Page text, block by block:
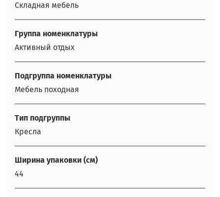
Складная мебель
Группа номенклатуры
Активный отдых
Подгруппа номенклатуры
Мебель походная
Тип подгруппы
Кресла
Ширина упаковки (см)
44